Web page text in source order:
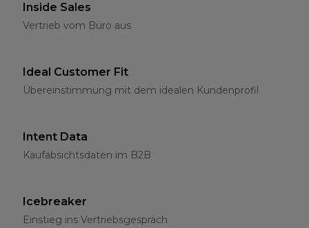
Inside Sales
Vertrieb vom Büro aus
Ideal Customer Fit
Übereinstimmung mit dem idealen Kundenprofil
Intent Data
Kaufabsichtsdaten im B2B
Icebreaker
Einstieg ins Vertriebsgespräch